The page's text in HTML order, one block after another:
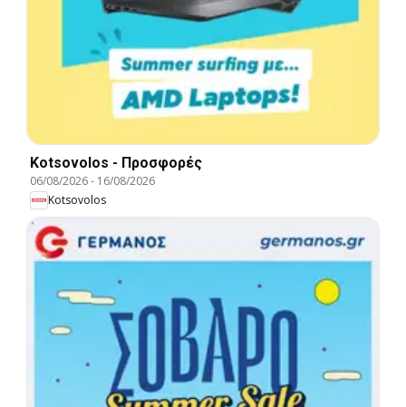
Kotsovolos - Προσφορές
06/08/2026- 16/08/2026
Kotsovolos